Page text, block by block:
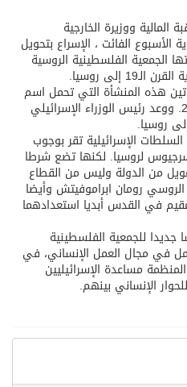
تسليم 248 حافلة سياحية صينية فاخرة مخصصة للسوق السعودية
الكويتي
العتيق
المالية ووزيرة الخارجية
الفائت ، الإسراع بتحويل
الجمعية الفلسطينية الروسية
إلى روسيا.
هذه المنشأة التي تحمل اسم
القديس سرجيوس في عام 2005. ووعد رئيس الوزراء الإسرائيلي
روسيا.
الإسرائيلية تقر بوجوب
لروسيا. لكنها تضع شرطا
من الدولة وليس من القطاع
رومان ابراموفيتش وأيضا
في القدس أبديا استعدادهما
للجمعية الفلسطينية
في مجال العمل الإنساني، في
مساعدة الإسرائيليين
الإنساني بينهم.